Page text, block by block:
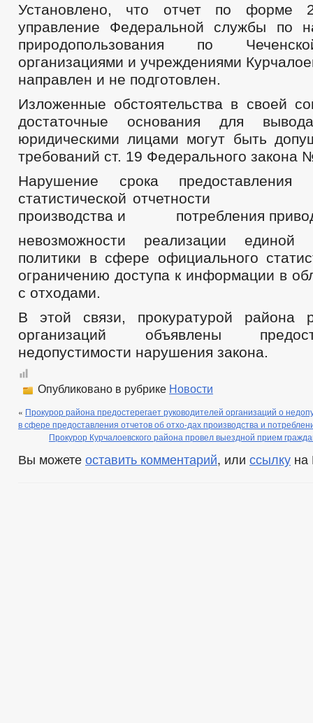
Установлено, что отчет по форме
управление Федеральной службы по
природопользования по
организациями и учреждениями
направлен и не подготовлен.
Изложенные обстоятельства в своей
достаточные основания для
юридическими лицами могут быть
требований ст. 19 Федерального закона
Нарушение срока предоставления
статистической
производства и потребления
невозможности реализации единой
политики в сфере официального
ограничению доступа к информации в
с отходами.
В этой связи, прокуратурой района
организаций объявлены
недопустимости нарушения закона.
Опубликовано в рубрике Новости
« Прокурор района предостерегает руководителей организаций о
в сфере предоставления отчетов об отхо-дах производства и
Прокурор Курчалоевского района провел выездной прием
Вы можете оставить комментарий, или ссылку на